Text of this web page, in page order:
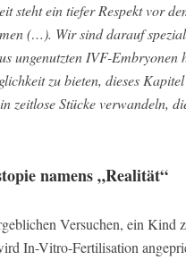
steht ein tiefer Respekt vor
(…). Wir sind darauf
ungenutzten IVF-Embryonen
zu bieten, dieses
zeitlose Stücke verwandeln,
namens „Realität“
Versuchen, ein Kind
In-Vitro-Fertilisation